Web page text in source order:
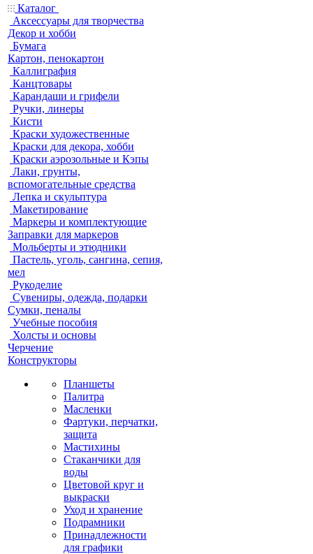
Каталог
Аксессуары для творчества
Декор и хобби
Бумага
Картон, пенокартон
Каллиграфия
Канцтовары
Карандаши и грифели
Ручки, линеры
Кисти
Краски художественные
Краски для декора, хобби
Краски аэрозольные и Кэпы
Лаки, грунты,
вспомогательные средства
Лепка и скульптура
Макетирование
Маркеры и комплектующие
Заправки для маркеров
Мольберты и этюдники
Пастель, уголь, сангина, сепия,
мел
Рукоделие
Сувениры, одежда, подарки
Сумки, пеналы
Учебные пособия
Холсты и основы
Черчение
Конструкторы
Планшеты
Палитра
Масленки
Фартуки, перчатки,
защита
Мастихины
Стаканчики для
воды
Цветовой круг и
выкраски
Уход и хранение
Подрамники
Принадлежности
для графики